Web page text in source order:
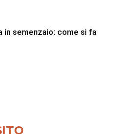
in semenzaio: come si fa